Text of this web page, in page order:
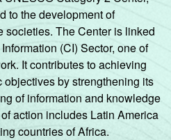
to the development of
societies. The Center is linked
(CI) Sector, one of
It contributes to achieving
objectives by strengthening its
of information and knowledge
action includes Latin America
countries of Africa.